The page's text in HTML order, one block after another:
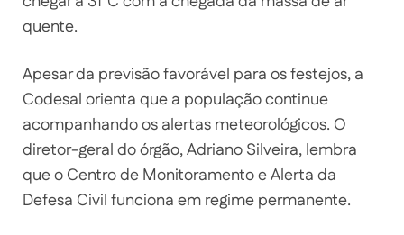
quente.
Apesar da previsão favorável para os festejos, a
Codesal orienta que a população continue
acompanhando os alertas meteorológicos. O
diretor-geral do órgão, Adriano Silveira, lembra
que o Centro de Monitoramento e Alerta da
Defesa Civil funciona em regime permanente.